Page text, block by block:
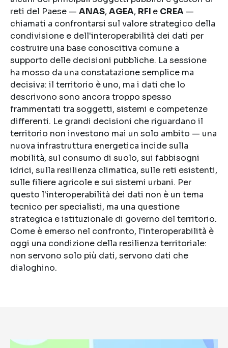
reti del Paese — ANAS, AGEA, RFI e CREA —
chiamati a confrontarsi sul valore strategico della
condivisione e dell'interoperabilità dei dati per
costruire una base conoscitiva comune a
supporto delle decisioni pubbliche. La sessione
ha mosso da una constatazione semplice ma
decisiva: il territorio è uno, ma i dati che lo
descrivono sono ancora troppo spesso
frammentati tra soggetti, sistemi e competenze
differenti. Le grandi decisioni che riguardano il
territorio non investono mai un solo ambito — una
nuova infrastruttura energetica incide sulla
mobilità, sul consumo di suolo, sui fabbisogni
idrici, sulla resilienza climatica, sulle reti esistenti,
sulle filiere agricole e sui sistemi urbani. Per
questo l'interoperabilità dei dati non è un tema
tecnico per specialisti, ma una questione
strategica e istituzionale di governo del territorio.
Come è emerso nel confronto, l'interoperabilità è
oggi una condizione della resilienza territoriale:
non servono solo più dati, servono dati che
dialoghino.